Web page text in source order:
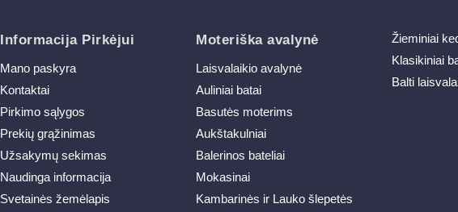
Informacija Pirkėjui
Mano paskyra
Kontaktai
Pirkimo sąlygos
Prekių grąžinimas
Užsakymų sekimas
Naudinga informacija
Svetainės žemėlapis
Moteriška avalynė
Laisvalaikio avalynė
Auliniai batai
Basutės moterims
Aukštakulniai
Balerinos bateliai
Mokasinai
Kambarinės ir Lauko šlepetės
Žieminiai
Klasikiniai
Balti